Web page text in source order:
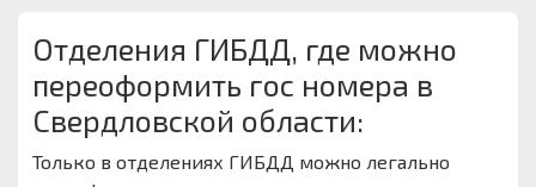
Отделения ГИБДД, где можно
переоформить гос номера в
Свердловской области:
Только в отделениях ГИБДД можно легально